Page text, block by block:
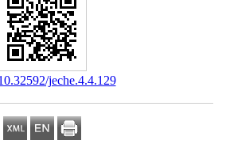
‎ 10.32592/jeche.4.4.129